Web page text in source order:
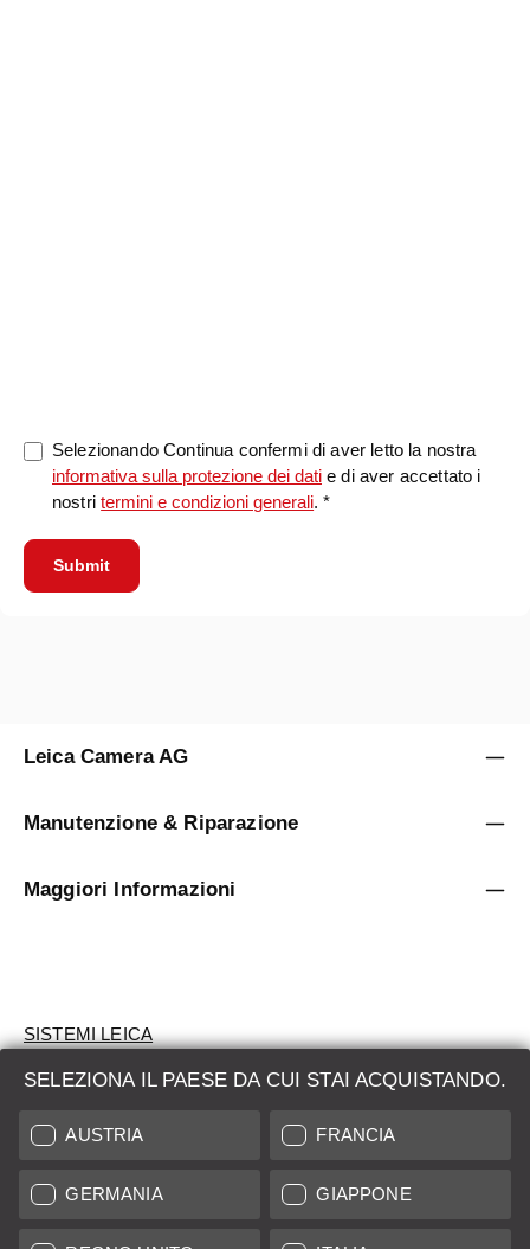
Selezionando Continua confermi di aver letto la nostra
informativa sulla protezione dei dati e di aver accettato i
nostritermini e condizioni generali. *
Submit
SELEZIONA IL PAESE DA CUI STAI ACQUISTANDO.
AUSTRIA FRANCIA
GERMANIA GIAPPONE
Leica Camera AG
Manutenzione & Riparazione
Maggiori Informazioni
SISTEMI LEICA
VALUTAZIONE
CERCHI UN PRODOTTO?
ASTE